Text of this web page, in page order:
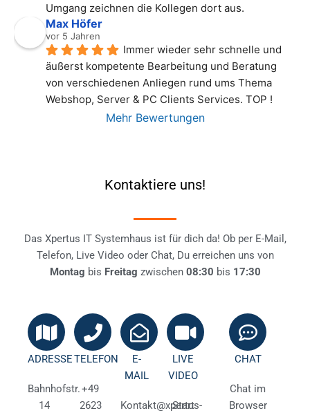
Umgang zeichnen die Kollegen dort aus.
Max Höfer
vor 5 Jahren
Immer wieder sehr schnelle und
äußerst kompetente Bearbeitung und Beratung
von verschiedenen Anliegen rund ums Thema
Webshop, Server & PC Clients Services. TOP !
Mehr Bewertungen
Kontaktiere uns!
Das Xpertus IT Systemhaus ist für dich da! Ob per E-Mail,
Telefon, Live Video oder Chat, Du erreichen uns von
Montag bis Freitag zwischen 08:30 bis 17:30
ADRESSE
Bahnhofstr.
14
TELEFON
+49
2623
E-
MAIL
Kontakt@xpertus-
LIVE
VIDEO
Start
CHAT
Chat im
Browser